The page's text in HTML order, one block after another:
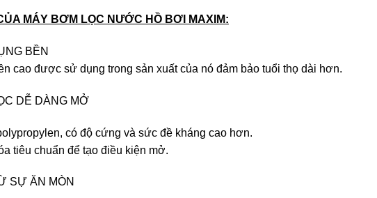
MÁY BƠM LỌC NƯỚC HỒ BƠI MAXIM:
BỀN
cao được sử dụng trong sản xuất của nó đảm bảo tuổi thọ dài hơn.
DỄ DÀNG MỞ
có độ cứng và sức đề kháng cao hơn.
tiêu chuẩn để tạo điều kiện mở.
SỰ ĂN MÒN